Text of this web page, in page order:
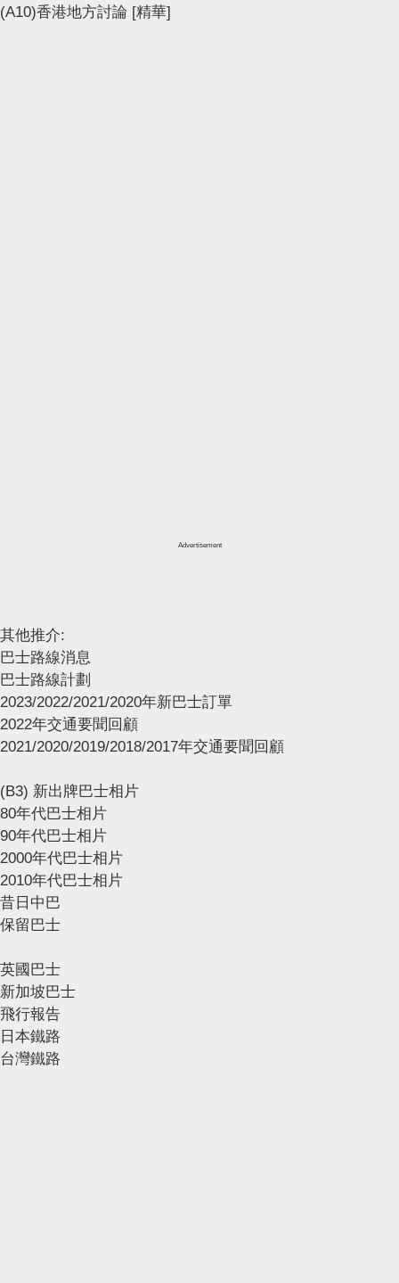
(A10)香港地方討論 [精華]
Advertisement
其他推介:
巴士路線消息
巴士路線計劃
2023/2022/2021/2020年新巴士訂單
2022年交通要聞回顧
2021/2020/2019/2018/2017年交通要聞回顧
(B3) 新出牌巴士相片
80年代巴士相片
90年代巴士相片
2000年代巴士相片
2010年代巴士相片
昔日中巴
保留巴士
英國巴士
新加坡巴士
飛行報告
日本鐵路
台灣鐵路